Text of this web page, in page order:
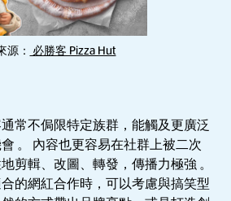
源：
必勝客 Pizza Hut
常不侷限特定族群，能觸及更廣泛
。 內容也更容易在社群上被二次
剪輯、改圖、轉發，傳播力極強 。
的網紅合作時，可以考慮與搞笑型